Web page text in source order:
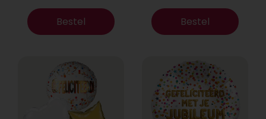
Bestel Bestel